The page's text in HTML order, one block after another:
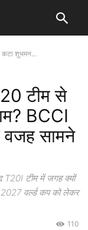
कटा शुभमन...
टीम से
BCCI
सामने
T20I टीम में जगह क्यों
वर्ल्ड कप को लेकर
110